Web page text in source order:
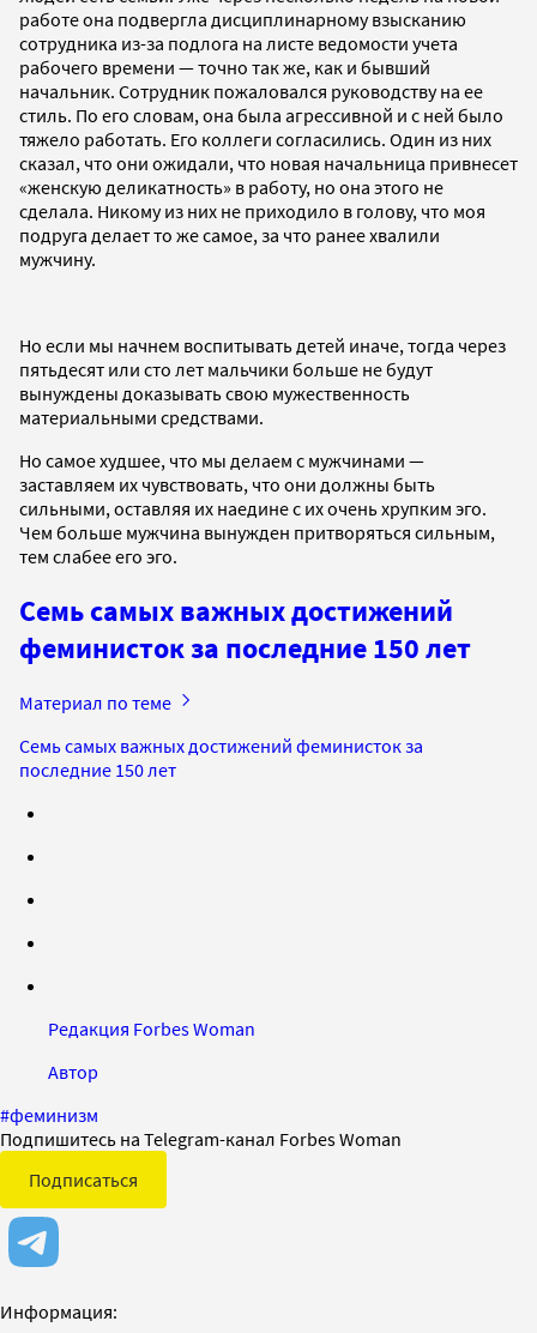
работе она подвергла дисциплинарному взысканию
сотрудника из-за подлога на листе ведомости учета
рабочего времени — точно так же, как и бывший
начальник. Сотрудник пожаловался руководству на ее
стиль. По его словам, она была агрессивной и с ней было
тяжело работать. Его коллеги согласились. Один из них
сказал, что они ожидали, что новая начальница привнесет
«женскую деликатность» в работу, но она этого не
сделала. Никому из них не приходило в голову, что моя
подруга делает то же самое, за что ранее хвалили
мужчину.
Но если мы начнем воспитывать детей иначе, тогда через
пятьдесят или сто лет мальчики больше не будут
вынуждены доказывать свою мужественность
материальными средствами.
Но самое худшее, что мы делаем с мужчинами —
заставляем их чувствовать, что они должны быть
сильными, оставляя их наедине с их очень хрупким эго.
Чем больше мужчина вынужден притворяться сильным,
тем слабее его эго.
Семь самых важных достижений
феминисток за последние 150 лет
Материал по теме
Семь самых важных достижений феминисток за
последние 150 лет
Редакция Forbes Woman
Автор
#феминизм
Подпишитесь на Telegram-канал Forbes Woman
Подписаться
Информация: